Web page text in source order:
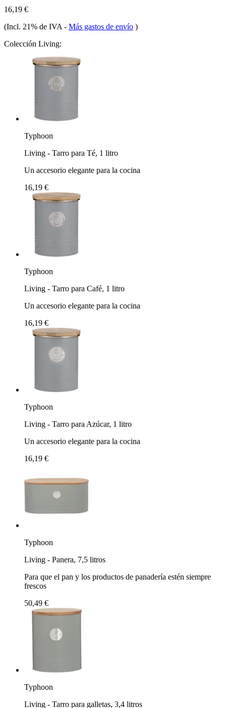
16,19 €
(Incl. 21% de IVA - Más gastos de envío )
Colección Living:
Typhoon
Living - Tarro para Té, 1 litro
Un accesorio elegante para la cocina
16,19 €
Typhoon
Living - Tarro para Café, 1 litro
Un accesorio elegante para la cocina
16,19 €
Typhoon
Living - Tarro para Azúcar, 1 litro
Un accesorio elegante para la cocina
16,19 €
Typhoon
Living - Panera, 7,5 litros
Para que el pan y los productos de panadería estén siempre
frescos
50,49 €
Typhoon
Living - Tarro para galletas, 3,4 litros